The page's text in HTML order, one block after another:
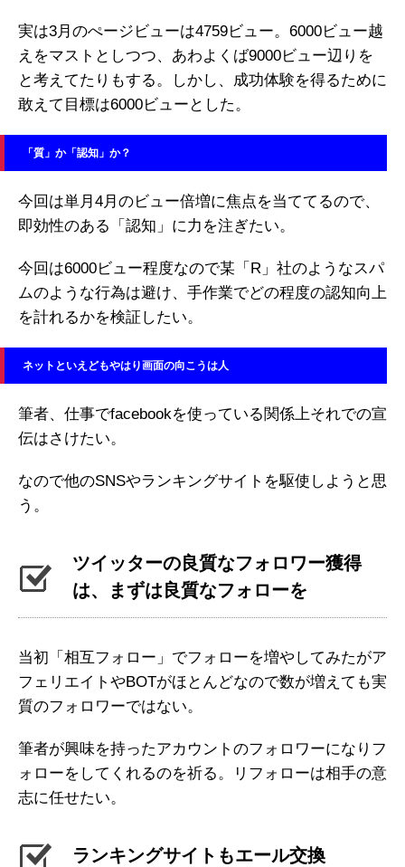
実は3月のぺージビューは4759ビュー。6000ビュー越
えをマストとしつつ、あわよくば9000ビュー辺りを
と考えてたりもする。しかし、成功体験を得るために
敢えて目標は6000ビューとした。
「質」か「認知」か？
今回は単月4月のビュー倍増に焦点を当ててるので、
即効性のある「認知」に力を注ぎたい。
今回は6000ビュー程度なので某「R」社のようなスパ
ムのような行為は避け、手作業でどの程度の認知向上
を計れるかを検証したい。
ネットといえどもやはり画面の向こうは人
筆者、仕事でfacebookを使っている関係上それでの宣
伝はさけたい。
なので他のSNSやランキングサイトを駆使しようと思
う。
ツイッターの良質なフォロワー獲得
は、まずは良質なフォローを
当初「相互フォロー」でフォローを増やしてみたがア
フェリエイトやBOTがほとんどなので数が増えても実
質のフォロワーではない。
筆者が興味を持ったアカウントのフォロワーになりフ
ォローをしてくれるのを祈る。リフォローは相手の意
志に任せたい。
ランキングサイトもエール交換